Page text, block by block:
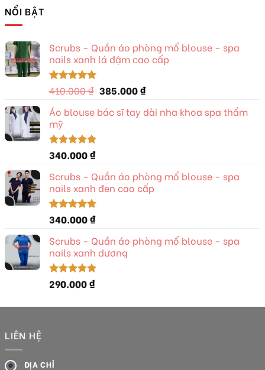
NỔI BẬT
Scrubs - Quần áo phòng mổ blouse - spa
nails xanh lá đậm cao cấp
Được xếp
5 sao
410.000₫ Giá
là:
385.000₫Giá
tại
Áo blouse bác sĩ tay dài nha khoa spa thẩm
mỹ
Được xếp
hạng 5.00
5 sao
340.000₫
Scrubs - Quần áo phòng mổ blouse - spa
nails xanh đen cao cấp
Được xếp
hạng 5.00
5 sao
340.000₫
Scrubs - Quần áo phòng mổ blouse - spa
nails xanh dương
Được xếp
hạng5.00
290.000₫
LIÊN HỆ
ĐỊA CHỈ